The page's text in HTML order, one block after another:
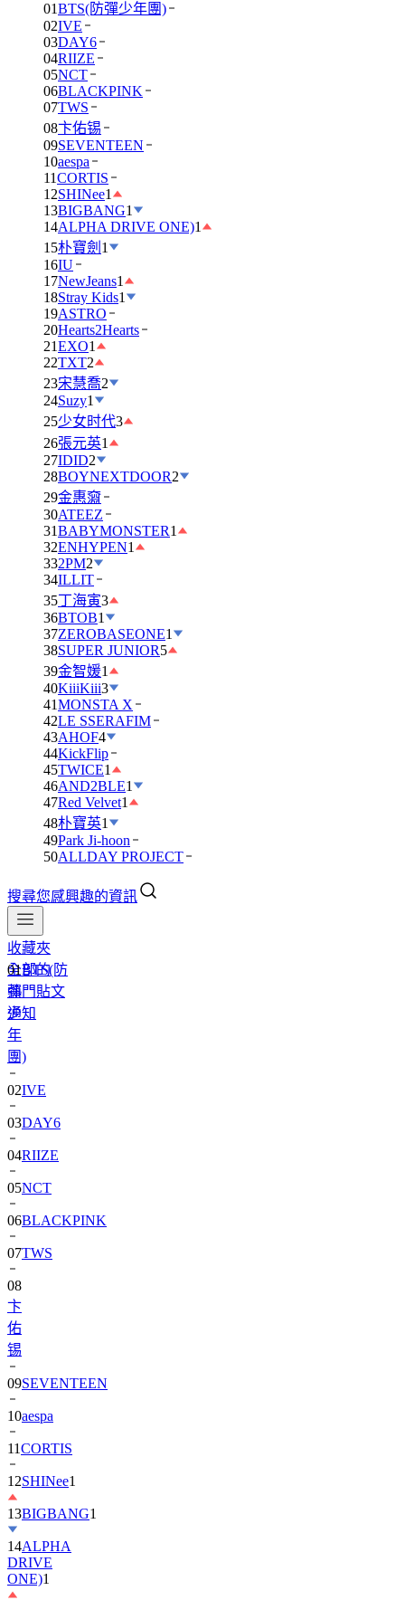
01BTS(防彈少年團)
02IVE
03DAY6
04RIIZE
05NCT
06BLACKPINK
07TWS
08卞佑锡
09SEVENTEEN
10aespa
11CORTIS
12SHINee1
13BIGBANG1
14ALPHA DRIVE ONE)1
15朴寶劍 1
16IU
17NewJeans1
18Stray Kids1
19ASTRO
20Hearts2Hearts
21EXO1
22TXT2
23宋慧喬2
24Suzy1
25少女时代3
26張元英1
27IDID2
28BOYNEXTDOOR2
29金惠奫
30ATEEZ
31BABYMONSTER1
32ENHYPEN1
332PM2
34ILLIT
35丁海寅3
36BTOB1
37ZEROBASEONE1
38SUPER JUNIOR5
39金智媛1
40KiiiKiii3
41MONSTA X
42LE SSERAFIM
43AHOF4
44KickFlip
45TWICE1
46AND2BLE1
47Red Velvet1
48朴寶英1
49Park Ji-hoon
50ALLDAY PROJECT
搜尋您感興趣的資訊
收藏夾
全部的
熱門貼文
通知
01BTS(防
彈
少
年
團)
02IVE
03DAY6
04RIIZE
05NCT
06BLACKPINK
07TWS
08
卞
佑
锡
09SEVENTEEN
10aespa
11CORTIS
12SHINee1
13BIGBANG1
14ALPHA
DRIVE
ONE)1